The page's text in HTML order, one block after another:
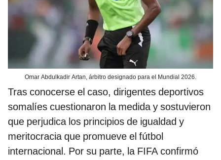
Omar Abdulkadir Artan, árbitro designado para el Mundial 2026.
Tras conocerse el caso, dirigentes deportivos
somalíes cuestionaron la medida y sostuvieron
que perjudica los principios de igualdad y
meritocracia que promueve el fútbol
internacional. Por su parte, la FIFA confirmó